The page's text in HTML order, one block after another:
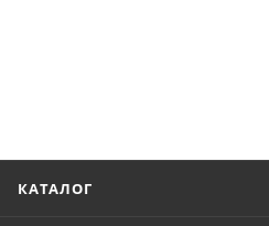
КАТАЛОГ